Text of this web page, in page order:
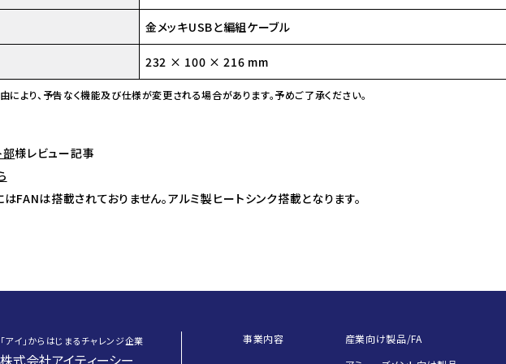
金メッキUSBと編組ケーブル
232 × 100 × 216 mm
より、予告なく機能及び仕様が変更される場合があります。予めご了承ください。
部様レビュー記事
はFANは搭載されておりません。アルミ製ヒートシンク搭載となります。
｢アイ｣からはじまるチャレンジ企業
株式会社アイティーシー
事業内容
産業向け製品/FA